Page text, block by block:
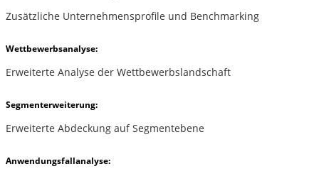
Zusätzliche Unternehmensprofile und Benchmarking
Wettbewerbsanalyse:
Erweiterte Analyse der Wettbewerbslandschaft
Segmenterweiterung:
Erweiterte Abdeckung auf Segmentebene
Anwendungsfallanalyse: